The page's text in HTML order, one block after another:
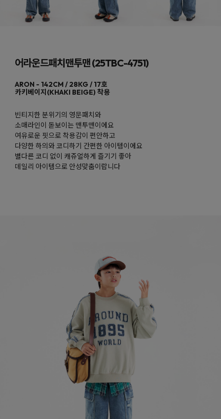
어라운드패치맨투맨 (25TBC-4751)
카키베이지(KHAKI BEIGE)
빈티지한 분위기의 영문패치와
소매라인이 돋보이는 맨투맨이에요
여유로운 핏으로 착용감이 편안하고
다양한 하의와 코디하기 간편한 아이템이에요
별다른 코디 없이 캐쥬얼하게 즐기기 좋아
데일리 아이템으로 안성맞춤이랍니다